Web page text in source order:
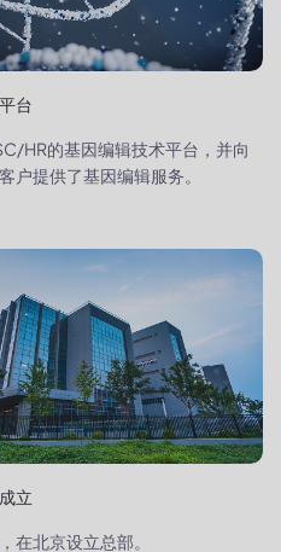
台
HR的基因编辑技术平台，并向
户提供了基因编辑服务。
立
在北京设立总部。